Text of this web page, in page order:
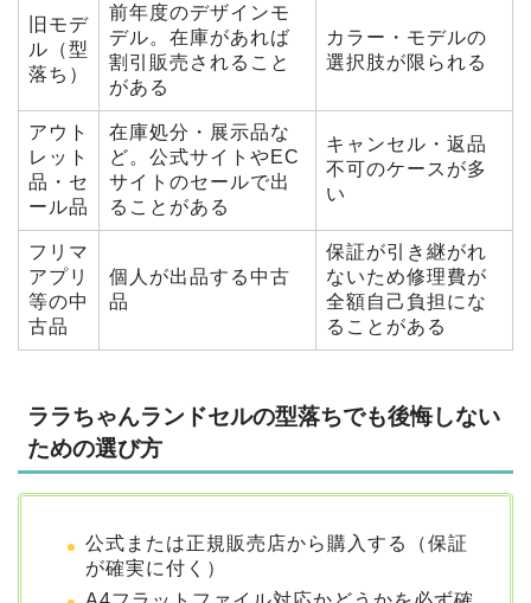
旧モデ
ル（型
落ち）
前年度のデザインモ
デル。在庫があれば
割引販売されること
がある
カラー・モデルの
選択肢が限られる
アウト
レット
品・セ
ール品
在庫処分・展示品な
ど。公式サイトやEC
サイトのセールで出
ることがある
キャンセル・返品
不可のケースが多
い
フリマ
アプリ
等の中
古品
個人が出品する中古
品
保証が引き継がれ
ないため修理費が
全額自己負担にな
ることがある
ララちゃんランドセルの型落ちでも後悔しない
ための選び方
公式または正規販売店から購入する（保証
が確実に付く）